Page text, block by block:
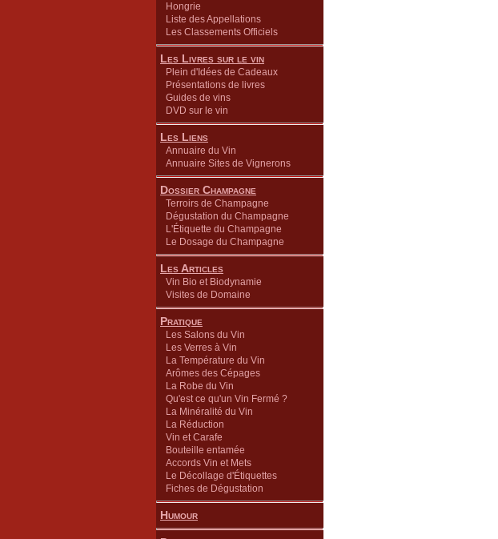
Hongrie
Liste des Appellations
Les Classements Officiels
Les Livres sur le vin
Plein d'Idées de Cadeaux
Présentations de livres
Guides de vins
DVD sur le vin
Les Liens
Annuaire du Vin
Annuaire Sites de Vignerons
Dossier Champagne
Terroirs de Champagne
Dégustation du Champagne
L'Étiquette du Champagne
Le Dosage du Champagne
Les Articles
Vin Bio et Biodynamie
Visites de Domaine
Pratique
Les Salons du Vin
Les Verres à Vin
La Température du Vin
Arômes des Cépages
La Robe du Vin
Qu'est ce qu'un Vin Fermé ?
La Minéralité du Vin
La Réduction
Vin et Carafe
Bouteille entamée
Accords Vin et Mets
Le Décollage d'Étiquettes
Fiches de Dégustation
Humour